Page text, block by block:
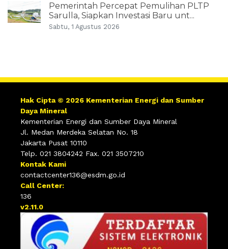
Pemerintah Percepat Pemulihan PLTP
Sarulla, Siapkan Investasi Baru unt...
Sabtu, 1 Agustus 2026
Hak Cipta © 2026 Kementerian Energi dan Sumber
Daya Mineral
Kementerian Energi dan Sumber Daya Mineral
Jl. Medan Merdeka Selatan No. 18
Jakarta Pusat 10110
Telp. 021 3804242 Fax. 021 3507210
Kontak Kami
contactcenter136@esdm.go.id
Call Center:
136
v2.11.0